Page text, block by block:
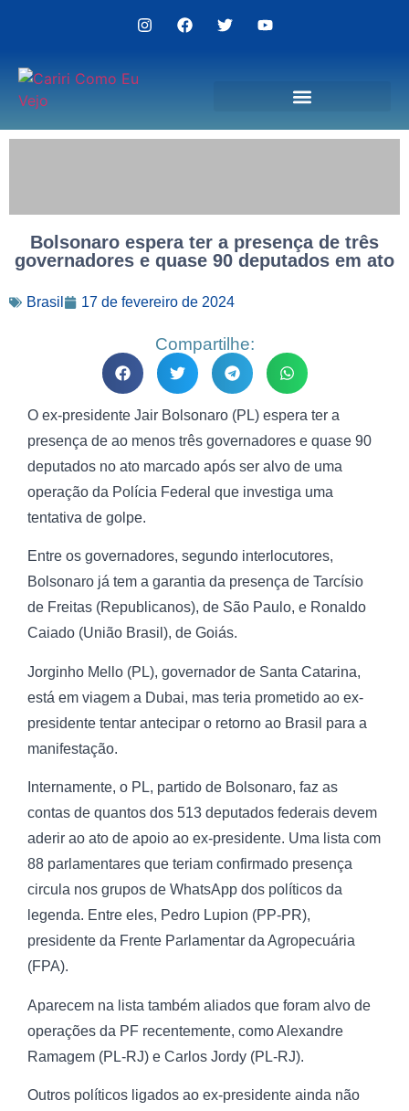
Bolsonaro espera ter a presença de três
governadores e quase 90 deputados em ato
Brasil 17 de fevereiro de 2024
Compartilhe:
O ex-presidente Jair Bolsonaro (PL) espera ter a
presença de ao menos três governadores e quase 90
deputados no ato marcado após ser alvo de uma
operação da Polícia Federal que investiga uma
tentativa de golpe.
Entre os governadores, segundo interlocutores,
Bolsonaro já tem a garantia da presença de Tarcísio
de Freitas (Republicanos), de São Paulo, e Ronaldo
Caiado (União Brasil), de Goiás.
Jorginho Mello (PL), governador de Santa Catarina,
está em viagem a Dubai, mas teria prometido ao ex-
presidente tentar antecipar o retorno ao Brasil para a
manifestação.
Internamente, o PL, partido de Bolsonaro, faz as
contas de quantos dos 513 deputados federais devem
aderir ao ato de apoio ao ex-presidente. Uma lista com
88 parlamentares que teriam confirmado presença
circula nos grupos de WhatsApp dos políticos da
legenda. Entre eles, Pedro Lupion (PP-PR),
presidente da Frente Parlamentar da Agropecuária
(FPA).
Aparecem na lista também aliados que foram alvo de
operações da PF recentemente, como Alexandre
Ramagem (PL-RJ) e Carlos Jordy (PL-RJ).
Outros políticos ligados ao ex-presidente ainda não